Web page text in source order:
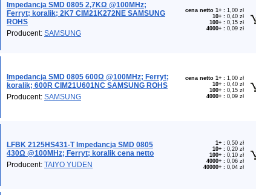
Impedancja SMD 0805 2,7KΩ @100MHz;
Ferryt; koralik; 2K7 CIM21K272NE SAMSUNG
ROHS
Producent: SAMSUNG
cena netto 1+ : 1,00 zł
10+ : 0,40 zł
100+ : 0,15 zł
4000+ : 0,09 zł
Impedancja SMD 0805 600Ω @100MHz; Ferryt;
koralik; 600R CIM21U601NC SAMSUNG ROHS
Producent: SAMSUNG
cena netto 1+ : 1,00 zł
10+ : 0,40 zł
100+ : 0,15 zł
4000+ : 0,09 zł
LFBK 2125HS431-T Impedancja SMD 0805
430Ω @100MHz; Ferryt; koralik cena netto
Producent: TAIYO YUDEN
1+ : 0,50 zł
10+ : 0,20 zł
100+ : 0,10 zł
4000+ : 0,06 zł
40000+ : 0,04 zł